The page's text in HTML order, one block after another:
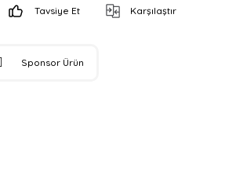
Tavsiye Et Karşılaştır
Sponsor Ürün